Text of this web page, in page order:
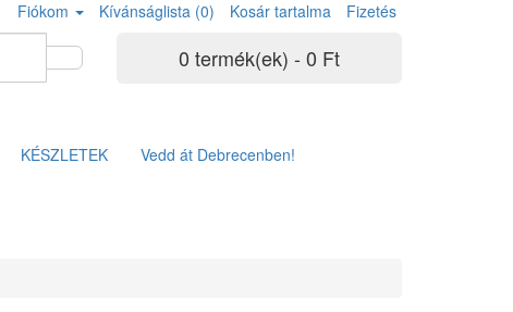
Fiókom Kívánságlista (0) Kosár tartalma Fizetés
0 termék(ek) - 0 Ft
KÉSZLETEK Vedd át Debrecenben!